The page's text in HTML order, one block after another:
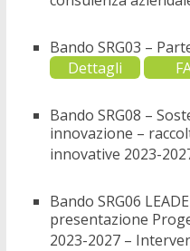
Bando SRG03 –
Dettagli
Bando SRG08 –
innovazione –
innovative 2023-
Bando SRG06
presentazione
2023-2027 –